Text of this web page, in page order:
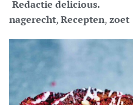
Redactie delicious.
nagerecht,Recepten,zoet